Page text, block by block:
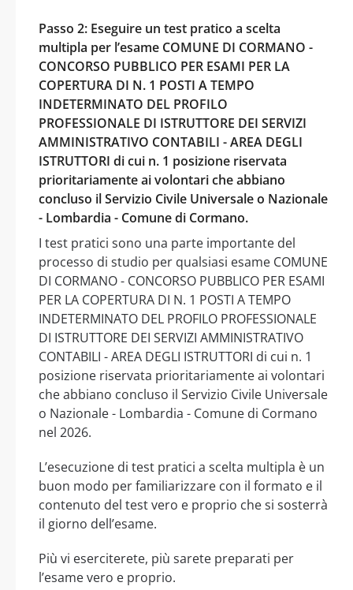
Passo 2: Eseguire un test pratico a scelta
multipla per l’esame COMUNE DI CORMANO -
CONCORSO PUBBLICO PER ESAMI PER LA
COPERTURA DI N. 1 POSTI A TEMPO
INDETERMINATO DEL PROFILO
PROFESSIONALE DI ISTRUTTORE DEI SERVIZI
AMMINISTRATIVO CONTABILI - AREA DEGLI
ISTRUTTORI di cui n. 1 posizione riservata
prioritariamente ai volontari che abbiano
concluso il Servizio Civile Universale o Nazionale
- Lombardia - Comune di Cormano.
I test pratici sono una parte importante del
processo di studio per qualsiasi esame COMUNE
DI CORMANO - CONCORSO PUBBLICO PER ESAMI
PER LA COPERTURA DI N. 1 POSTI A TEMPO
INDETERMINATO DEL PROFILO PROFESSIONALE
DI ISTRUTTORE DEI SERVIZI AMMINISTRATIVO
CONTABILI - AREA DEGLI ISTRUTTORI di cui n. 1
posizione riservata prioritariamente ai volontari
che abbiano concluso il Servizio Civile Universale
o Nazionale - Lombardia - Comune di Cormano
nel 2026.
L’esecuzione di test pratici a scelta multipla è un
buon modo per familiarizzare con il formato e il
contenuto del test vero e proprio che si sosterrà
il giorno dell’esame.
Più vi eserciterete, più sarete preparati per
l’esame vero e proprio.